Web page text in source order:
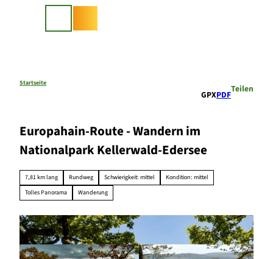
Startseite
GPXPDF
Teilen
Europahain-Route - Wandern im
Nationalpark Kellerwald-Edersee
7,81 km lang Rundweg Schwierigkeit: mittel
Kondition: mittel
Tolles Panorama
Wanderung